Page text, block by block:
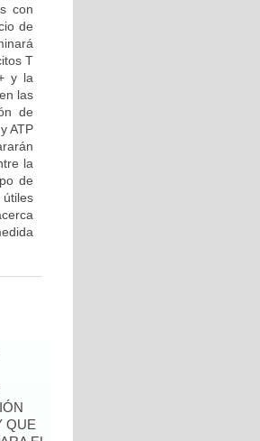
con
de
T
y la
las
de
ATP
la
de
útiles
QUE